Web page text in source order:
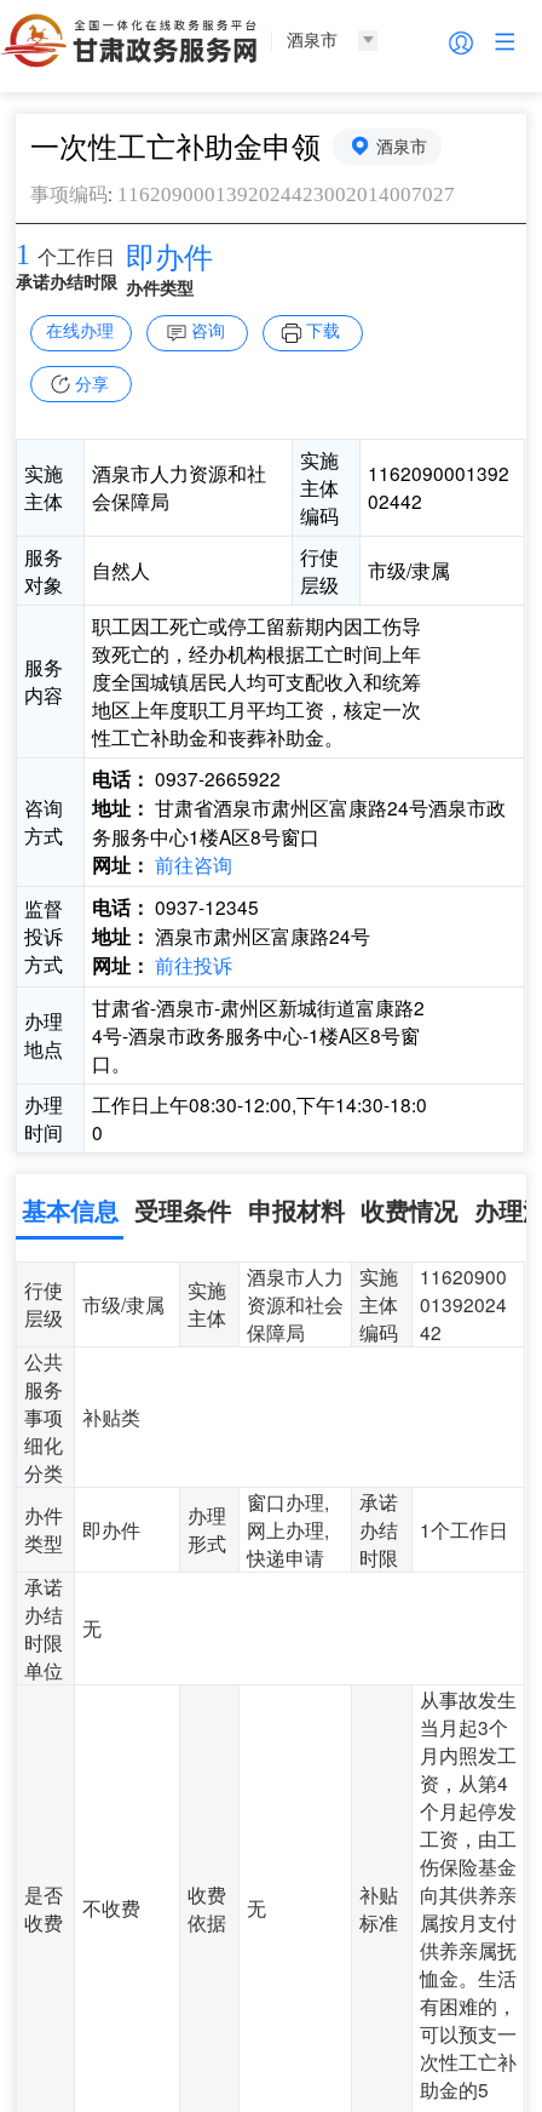
酒泉市
一次性工亡补助金申领 酒泉市
事项编码: 1162090001392024423002014007027
1 个工作日
承诺办结时限
即办件
办件类型
在线办理 咨询 下载
分享
实施
主体
酒泉市人力资源和社
会保障局
实施
主体
编码
1162090001392
02442
服务
对象
自然人
行使
层级
市级/隶属
服务
内容
职工因工死亡或停工留薪期内因工伤导
致死亡的，经办机构根据工亡时间上年
度全国城镇居民人均可支配收入和统筹
地区上年度职工月平均工资，核定一次
性工亡补助金和丧葬补助金。
咨询
方式
电话： 0937-2665922
地址： 甘肃省酒泉市肃州区富康路24号酒泉市政
务服务中心1楼A区8号窗口
网址： 前往咨询
监督
投诉
方式
电话： 0937-12345
地址： 酒泉市肃州区富康路24号
网址： 前往投诉
办理
地点
甘肃省-酒泉市-肃州区新城街道富康路2
4号-酒泉市政务服务中心-1楼A区8号窗
口。
办理
时间
工作日上午08:30-12:00,下午14:30-18:0
0
基本信息 受理条件 申报材料 收费情况 办理
行使
层级
市级/隶属
实施
主体
酒泉市人力
资源和社会
保障局
实施
主体
编码
11620900
01392024
42
公共
服务
事项
细化
分类
补贴类
办件
类型
即办件
办理
形式
窗口办理,
网上办理,
快递申请
承诺
办结
时限
1个工作日
承诺
办结
时限
单位
无
是否
收费
不收费
收费
依据
无
补贴
标准
从事故发生
当月起3个
月内照发工
资，从第4
个月起停发
工资，由工
伤保险基金
向其供养亲
属按月支付
供养亲属抚
恤金。生活
有困难的，
可以预支一
次性工亡补
助金的5